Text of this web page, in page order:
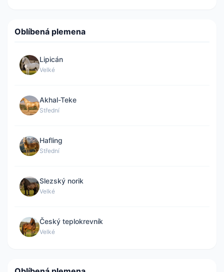
Oblíbená plemena
Lipicán
Velké
Akhal-Teke
Střední
Hafling
Střední
Slezský norik
Velké
Český teplokrevník
Velké